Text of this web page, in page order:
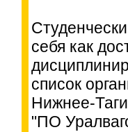
себя как
список
Нижнее-
"ПО